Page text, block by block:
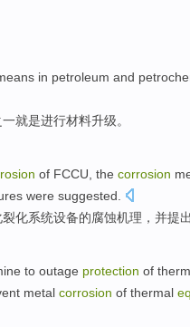
in petroleum and
一就是进行材料升级。
of FCCU , the corrosion
were suggested
裂化系统设备的腐蚀机理 ， 并提
to outage protection of
metal corrosion of thermal